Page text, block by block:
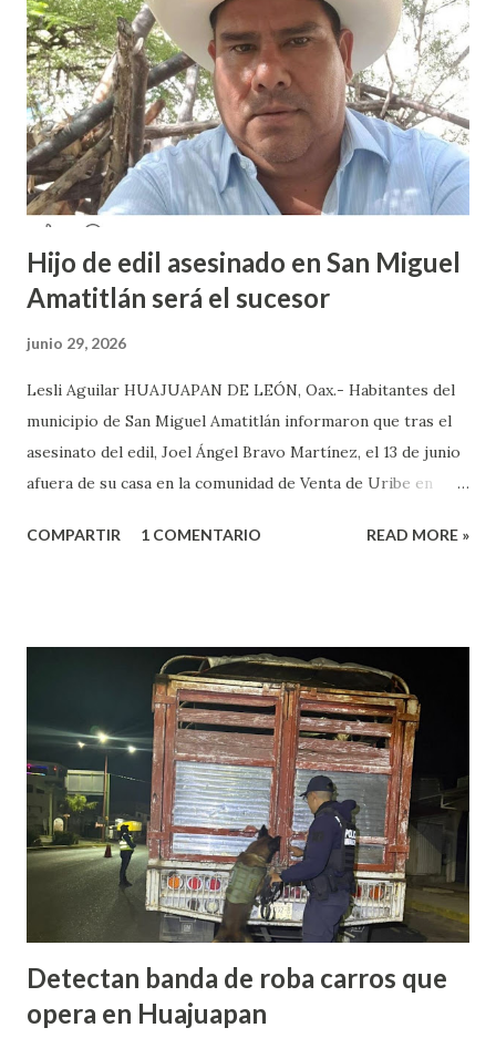
autoridades educativas hicieran nada. Valeria Palma informó
que durante los 5 años que llevan realizando la marcha
feminista la Escuela Preparatoria 3 es una de las escuelas
que más denuncias recibe por tema de acosos sexual, por lo
que decidieron acudir a la institución y acuerpar a las e...
Hijo de edil asesinado en San Miguel
Amatitlán será el sucesor
junio 29, 2026
Lesli Aguilar HUAJUAPAN DE LEÓN, Oax.- Habitantes del
municipio de San Miguel Amatitlán informaron que tras el
asesinato del edil, Joel Ángel Bravo Martínez, el 13 de junio
afuera de su casa en la comunidad de Venta de Uribe en
el que tome protesta para poder concluir el gobierno
día, quien sacó un arma de fuego y disparo contra él, por lo
que las lesiones provocadas por este ataque armado
originaron que el edil perdiera la vida en el lugar. Además,
el presidente municipal el 6 de mayo venía viajando sobre la
carretera Huajuapan-Puebla a la altura del municipio de
Petlalcingo , Puebla, cuando sujetos fuertemente armados
lo bajaron de sus camioneta y los secuestraron con fines de
extorsión, donde le pedían una can...
COMPARTIR 1 COMENTARIO READ MORE »
Detectan banda de roba carros que
opera en Huajuapan